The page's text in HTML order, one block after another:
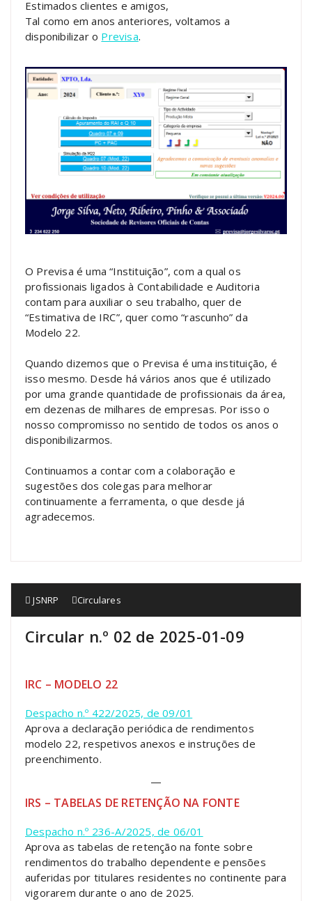
Estimados clientes e amigos,
Tal como em anos anteriores, voltamos a
disponibilizar o Previsa.
O Previsa é uma “Instituição”, com a qual os
profissionais ligados à Contabilidade e Auditoria
contam para auxiliar o seu trabalho, quer de
“Estimativa de IRC”, quer como “rascunho” da
Modelo 22.
Quando dizemos que o Previsa é uma instituição, é
isso mesmo. Desde há vários anos que é utilizado
por uma grande quantidade de profissionais da área,
em dezenas de milhares de empresas. Por isso o
nosso compromisso no sentido de todos os anos o
disponibilizarmos.
Continuamos a contar com a colaboração e
sugestões dos colegas para melhorar
continuamente a ferramenta, o que desde já
agradecemos.
JSNRP Circulares
Circular n.º 02 de 2025-01-09
IRC – MODELO 22
Despacho n.º 422/2025, de 09/01
Aprova a declaração periódica de rendimentos
modelo 22, respetivos anexos e instruções de
preenchimento.
—
IRS – TABELAS DE RETENÇÃO NA FONTE
Despacho n.º 236-A/2025, de 06/01
Aprova as tabelas de retenção na fonte sobre
rendimentos do trabalho dependente e pensões
auferidas por titulares residentes no continente para
vigorarem durante o ano de 2025.